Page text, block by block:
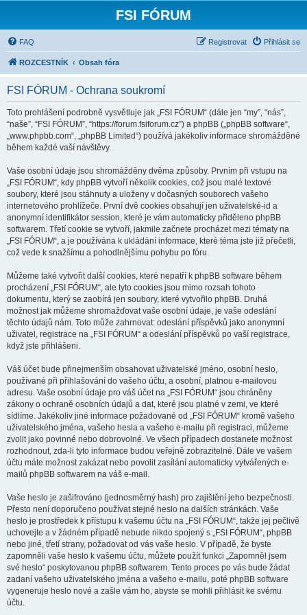
FSI FÓRUM
FAQ Přihlásit se
Registrovat
ROZCESTNÍK Obsah fóra
FSI FÓRUM - Ochrana soukromí
Toto prohlášení podrobně vysvětluje jak „FSI FÓRUM“ (dále jen “my”, “nás”,
“naše”, “FSI FÓRUM”, “https://forum.fsiforum.cz”) a phpBB („phpBB software“,
„www.phpbb.com“, „phpBB Limited“) používá jakékoliv informace shromážděné
během každé vaší návštěvy.
Vaše osobní údaje jsou shromážděny dvěma způsoby. Prvním při vstupu na
„FSI FÓRUM“, kdy phpBB vytvoří několik cookies, což jsou malé textové
soubory, které jsou stáhnuty a uloženy v dočasných souborech vašeho
internetového prohlížeče. První dvě cookies obsahují jen uživatelské-id a
anonymní identifikátor session, které je vám automaticky přiděleno phpBB
softwarem. Třetí cookie se vytvoří, jakmile začnete procházet mezi tématy na
„FSI FÓRUM“, a je používána k ukládání informace, které téma jste již přečetli,
což vede k snažšímu a pohodlnějšímu pohybu po fóru.
Můžeme také vytvořit další cookies, které nepatří k phpBB software během
procházení „FSI FÓRUM“, ale tyto cookies jsou mimo rozsah tohoto
dokumentu, který se zaobírá jen soubory, které vytvořilo phpBB. Druhá
možnost jak můžeme shromažďovat vaše osobní údaje, je vaše odeslání
těchto údajů nám. Toto může zahrnovat: odeslání příspěvků jako anonymní
uživatel, registrace na „FSI FÓRUM“ a odeslání příspěvků po vaší registrace,
když jste přihlášeni.
Váš účet bude přinejmenším obsahovat uživatelské jméno, osobní heslo,
používané při přihlašování do vašeho účtu, a osobní, platnou e-mailovou
adresu. Vaše osobní údaje pro váš účet na „FSI FÓRUM“ jsou chráněny
zákony o ochraně osobních údajů a dat, které jsou platné v zemi, ve které
sídlíme. Jakékoliv jiné informace požadované od „FSI FÓRUM“ kromě vašeho
uživatelského jména, vašeho hesla a vašeho e-mailu při registraci, můžeme
zvolit jako povinné nebo dobrovolné. Ve všech případech dostanete možnost
rozhodnout, zda-li tyto informace budou veřejně zobrazitelné. Dále ve vašem
účtu máte možnost zakázat nebo povolit zasílání automaticky vytvářených e-
mailů phpBB softwarem na váš e-mail.
Vaše heslo je zašifrováno (jednosměrný hash) pro zajištění jeho bezpečnosti.
Přesto není doporučeno používat stejné heslo na dalších stránkách. Vaše
heslo je prostředek k přístupu k vašemu účtu na „FSI FÓRUM“, takže jej pečlivě
uchovejte a v žádném případě nebude nikdo spojený s „FSI FÓRUM“, phpBB
nebo jiné, třetí strany, požadovat od vás vaše heslo. V případě, že byste
zapomněli vaše heslo k vašemu účtu, můžete použít funkci „Zapomněl jsem
své heslo“ poskytovanou phpBB softwarem. Tento proces po vás bude žádat
zadaní vašeho uživatelského jména a vašeho e-mailu, poté phpBB software
vygeneruje heslo nové a zašle vám ho, abyste se mohli přihlásit ke svému
účtu.